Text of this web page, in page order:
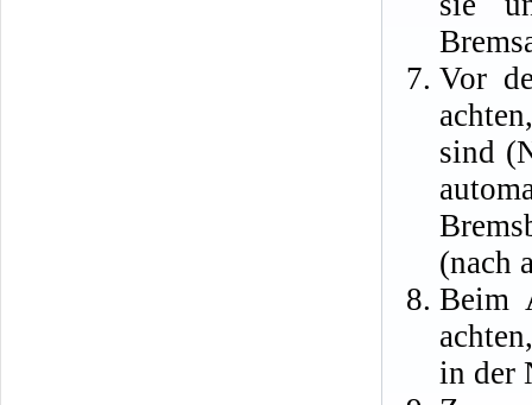
Vor
sind
(nach
Beim
in der